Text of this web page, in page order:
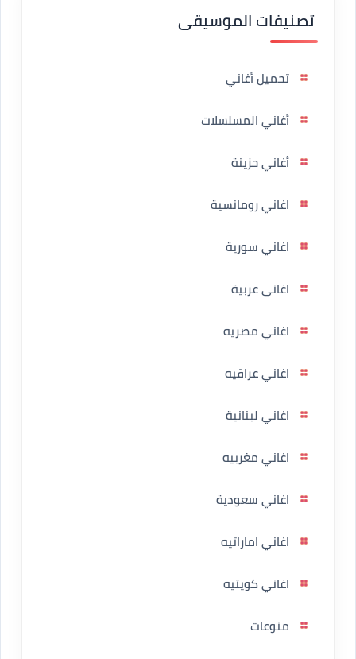
تصنيفات الموسيقى
تحميل أغاني
أغاني المسلسلات
أغاني حزينة
اغاني رومانسية
اغاني سورية
اغانى عربية
اغاني مصريه
اغاني عراقيه
اغاني لبنانية
اغاني مغربيه
اغاني سعودية
اغاني اماراتيه
اغاني كويتيه
منوعات